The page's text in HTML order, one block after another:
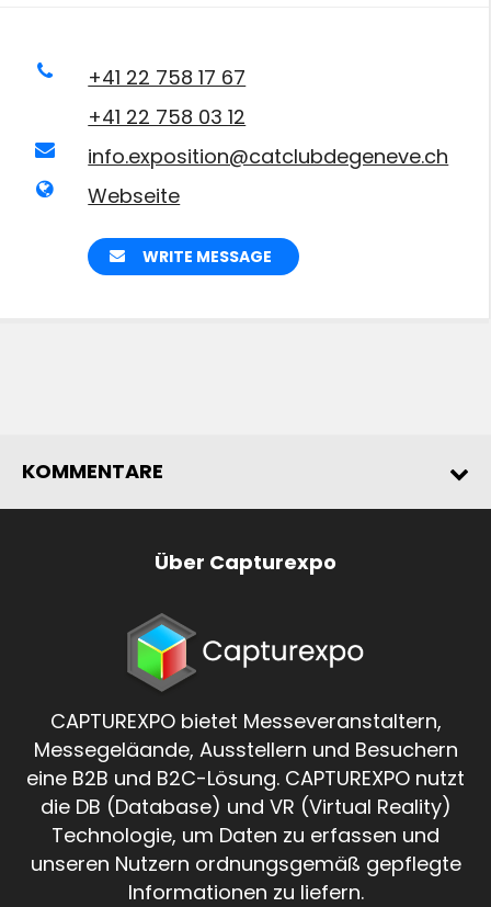
+41 22 758 17 67
+41 22 758 03 12
info.exposition@catclubdegeneve.ch
Webseite
WRITE MESSAGE
KOMMENTARE
Über Capturexpo
CAPTUREXPO bietet Messeveranstaltern,
Messegeläande, Ausstellern und Besuchern
eine B2B und B2C-Lösung. CAPTUREXPO nutzt
die DB (Database) und VR (Virtual Reality)
Technologie, um Daten zu erfassen und
unseren Nutzern ordnungsgemäß gepflegte
Informationen zu liefern.